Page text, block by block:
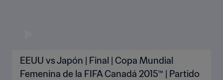
EEUU vs Japón | Final | Copa Mundial
Femenina de la FIFA Canadá 2015™ | Partido